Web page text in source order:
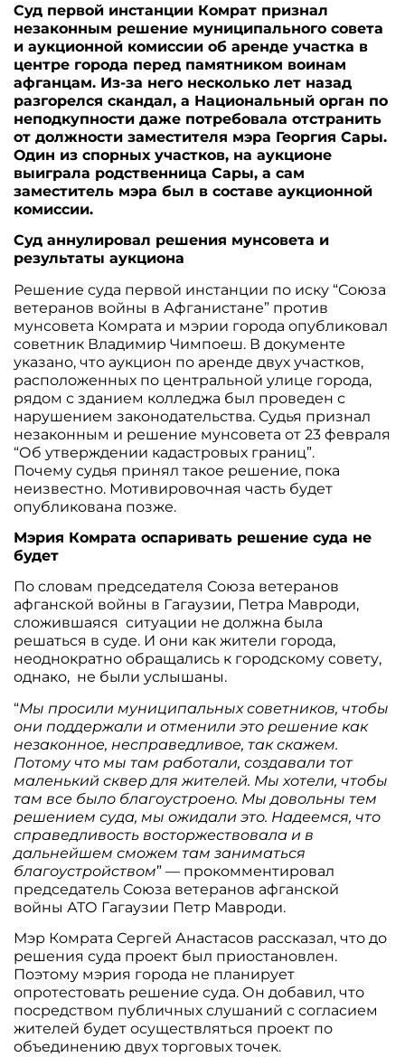
Суд первой инстанции Комрат признал
незаконным решение муниципального совета
и аукционной комиссии об аренде участка в
центре города перед памятником воинам
афганцам. Из-за него несколько лет назад
разгорелся скандал, а Национальный орган по
неподкупности даже потребовала отстранить
от должности заместителя мэра Георгия Сары.
Один из спорных участков, на аукционе
выиграла родственница Сары, а сам
заместитель мэра был в составе аукционной
комиссии.
Суд аннулировал решения мунсовета и
результаты аукциона
Решение суда первой инстанции по иску “Союза
ветеранов войны в Афганистане” против
мунсовета Комрата и мэрии города опубликовал
советник Владимир Чимпоеш. В документе
указано, что аукцион по аренде двух участков,
расположенных по центральной улице города,
рядом с зданием колледжа был проведен с
нарушением законодательства. Судья признал
незаконным и решение мунсовета от 23 февраля
“Об утверждении кадастровых границ”.
Почему судья принял такое решение, пока
неизвестно. Мотивировочная часть будет
опубликована позже.
Мэрия Комрата оспаривать решение суда не
будет
По словам председателя Союза ветеранов
афганской войны в Гагаузии, Петра Мавроди,
сложившаяся ситуации не должна была
решаться в суде. И они как жители города,
неоднократно обращались к городскому совету,
однако, не были услышаны.
“Мы просили муниципальных советников, чтобы
они поддержали и отменили это решение как
незаконное, несправедливое, так скажем.
Потому что мы там работали, создавали тот
маленький сквер для жителей. Мы хотели, чтобы
там все было благоустроено. Мы довольны тем
решением суда, мы ожидали это. Надеемся, что
справедливость восторжествовала и в
дальнейшем сможем там заниматься
благоустройством” — прокомментировал
председатель Союза ветеранов афганской
войны АТО Гагаузии Петр Мавроди.
Мэр Комрата Сергей Анастасов рассказал, что до
решения суда проект был приостановлен.
Поэтому мэрия города не планирует
опротестовать решение суда. Он добавил, что
посредством публичных слушаний с согласием
жителей будет осуществляться проект по
объединению двух торговых точек.